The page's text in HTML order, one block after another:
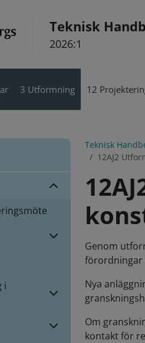
Teknisk
2026:1
3 Utformning 12
i
Teknisk
12AJ2
Genom
förordningar
Nya
Om
kontakt för